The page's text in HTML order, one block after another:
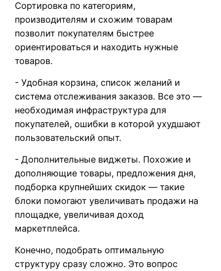
Сортировка по категориям,
производителям и схожим товарам
позволит покупателям быстрее
ориентироваться и находить нужные
товаров.
- Удобная корзина, список желаний и
система отслеживания заказов. Все это —
необходимая инфраструктура для
покупателей, ошибки в которой ухудшают
пользовательский опыт.
- Дополнительные виджеты. Похожие и
дополняющие товары, предложения дня,
подборка крупнейших скидок — такие
блоки помогают увеличивать продажи на
площадке, увеличивая доход
маркетплейса.
Конечно, подобрать оптимальную
структуру сразу сложно. Это вопрос